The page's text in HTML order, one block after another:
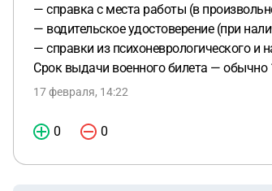
— справка с места работы (в
— водительское удостоверение (при
— справки из психоневрологического и
Срок выдачи военного билета — обычно
17 февраля, 14:22
0 0